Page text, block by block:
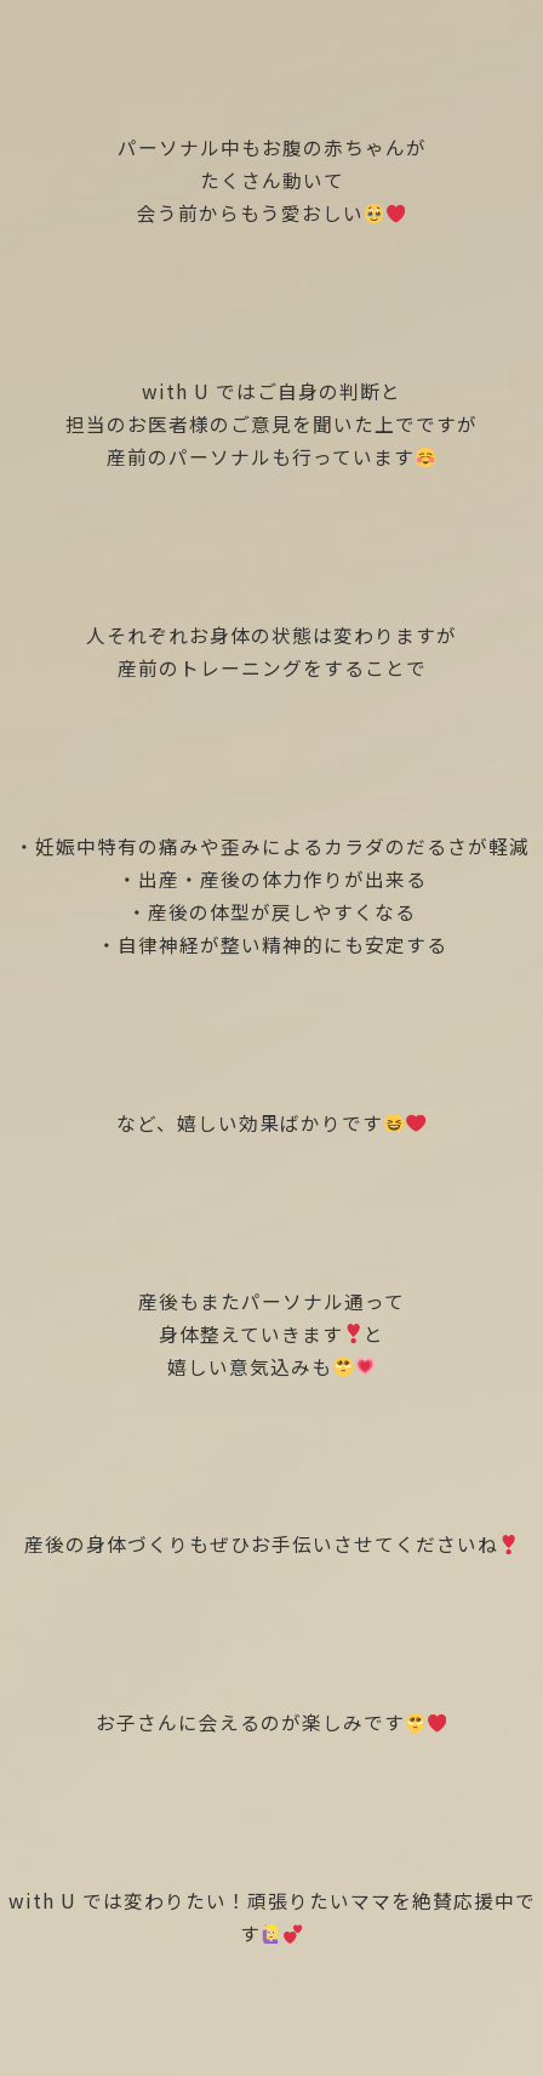
パーソナル中もお腹の赤ちゃんが
たくさん動いて
会う前からもう愛おしい
with U ではご自身の判断と
担当のお医者様のご意見を聞いた上でですが
産前のパーソナルも行っています
人それぞれお身体の状態は変わりますが
産前のトレーニングをすることで
・妊娠中特有の痛みや歪みによるカラダのだるさが軽減
・出産・産後の体力作りが出来る
・産後の体型が戻しやすくなる
・自律神経が整い精神的にも安定する
など、嬉しい効果ばかりです
産後もまたパーソナル通って
身体整えていきます
と
嬉しい意気込みも
産後の身体づくりもぜひお手伝いさせてくださいね
お子さんに会えるのが楽しみです
with U では変わりたい！頑張りたいママを絶賛応援中で
す